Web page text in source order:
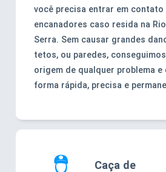
você precisa entrar em contato
encanadores caso resida na
Serra. Sem causar grandes
tetos, ou paredes,
origem de qualquer problema
forma rápida, precisa e
Caça de